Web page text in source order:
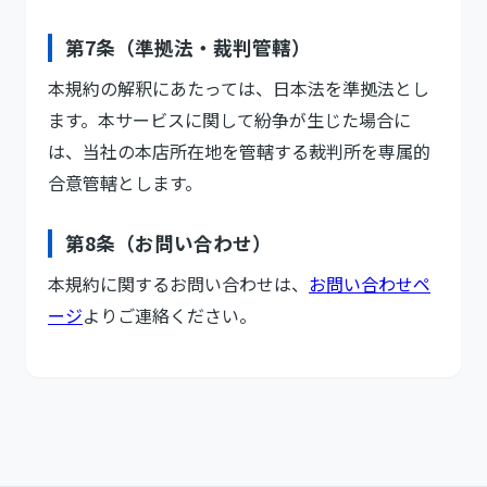
第7条（準拠法・裁判管轄）
本規約の解釈にあたっては、日本法を準拠法とし
ます。本サービスに関して紛争が生じた場合に
は、当社の本店所在地を管轄する裁判所を専属的
合意管轄とします。
第8条（お問い合わせ）
本規約に関するお問い合わせは、 お問い合わせペ
ージよりご連絡ください。